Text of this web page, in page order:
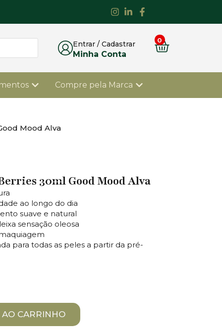
Entrar / Cadastrar
Minha Conta
0
Compre pela Marca
Mood Alva
30ml Good Mood Alva
ao longo do dia
suave e natural
sensação oleosa
para todas as peles a partir da pré-
CARRINHO